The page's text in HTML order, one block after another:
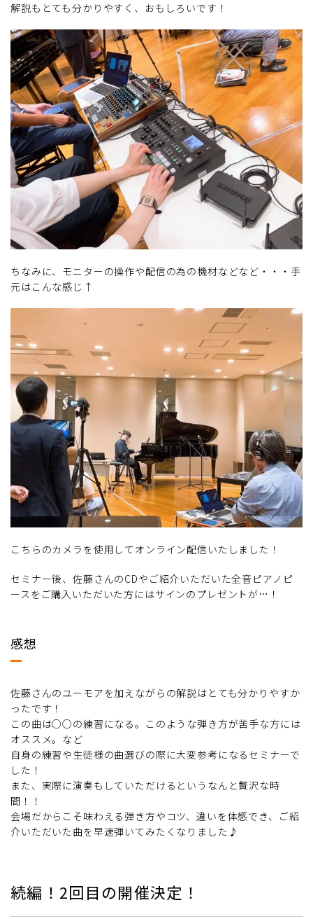
解説もとても分かりやすく、おもしろいです！
ちなみに、モニターの操作や配信の為の機材などなど・・・手
元はこんな感じ↑
こちらのカメラを使用してオンライン配信いたしました！
セミナー後、佐藤さんのCDやご紹介いただいた全音ピアノピ
ースをご購入いただいた方にはサインのプレゼントが…！
感想
佐藤さんのユーモアを加えながらの解説はとても分かりやすか
ったです！
この曲は○○の練習になる。このような弾き方が苦手な方には
オススメ。など
自身の練習や生徒様の曲選びの際に大変参考になるセミナーで
した！
また、実際に演奏もしていただけるというなんと贅沢な時
間！！
会場だからこそ味わえる弾き方やコツ、違いを体感でき、ご紹
介いただいた曲を早速弾いてみたくなりました♪
続編！2回目の開催決定！